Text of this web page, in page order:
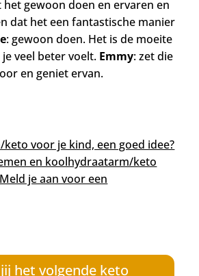
het gewoon doen en ervaren en
dat het een fantastische manier
: gewoon doen. Het is de moeite
veel beter voelt. Emmy: zet die
en geniet ervan.
voor je kind, een goed idee?
en koolhydraatarm/keto
je aan voor een
het volgende keto